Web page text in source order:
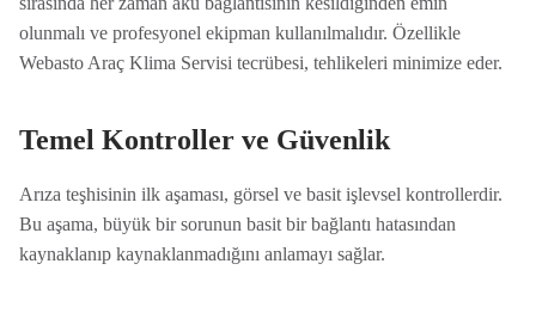
olunmalı ve profesyonel ekipman kullanılmalıdır. Özellikle
Webasto Araç Klima Servisi tecrübesi, tehlikeleri minimize eder.
Temel Kontroller ve Güvenlik
Arıza teşhisinin ilk aşaması, görsel ve basit işlevsel kontrollerdir.
Bu aşama, büyük bir sorunun basit bir bağlantı hatasından
kaynaklanıp kaynaklanmadığını anlamayı sağlar.